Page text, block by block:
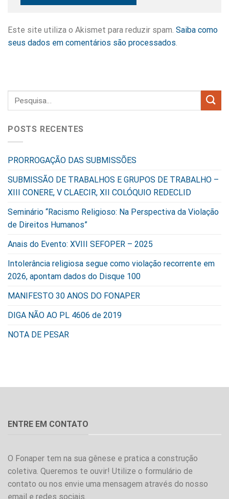
Este site utiliza o Akismet para reduzir spam. Saiba como
seus dados em comentários são processados.
POSTS RECENTES
PRORROGAÇÃO DAS SUBMISSÕES
SUBMISSÃO DE TRABALHOS E GRUPOS DE TRABALHO –
XIII CONERE, V CLAECIR, XII COLÓQUIO REDECLID
Seminário “Racismo Religioso: Na Perspectiva da Violação
de Direitos Humanos”
Anais do Evento: XVIII SEFOPER – 2025
Intolerância religiosa segue como violação recorrente em
2026, apontam dados do Disque 100
MANIFESTO 30 ANOS DO FONAPER
DIGA NÃO AO PL 4606 de 2019
NOTA DE PESAR
ENTRE EM CONTATO
O Fonaper tem na sua gênese e pratica a construção
coletiva. Queremos te ouvir! Utilize o formulário de
contato ou nos envie uma mensagem através do nosso
email e redes sociais.